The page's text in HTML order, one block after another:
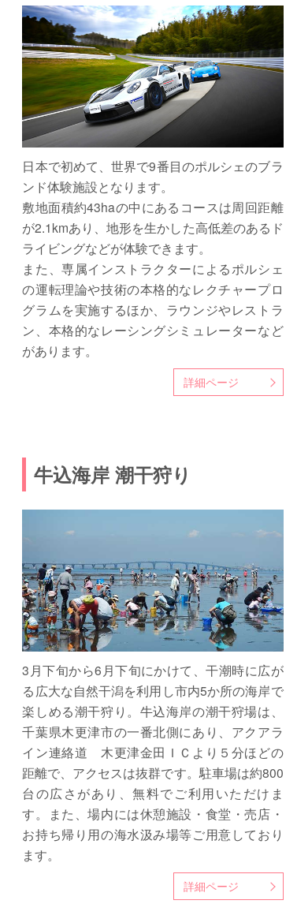
日本で初めて、世界で9番目のポルシェのブラ
ンド体験施設となります。
敷地面積約43haの中にあるコースは周回距離
が2.1kmあり、地形を生かした高低差のあるド
ライビングなどが体験できます。
また、専属インストラクターによるポルシェ
の運転理論や技術の本格的なレクチャープロ
グラムを実施するほか、ラウンジやレストラ
ン、本格的なレーシングシミュレーターなど
があります。
詳細ページ
牛込海岸 潮干狩り
3月下旬から6月下旬にかけて、干潮時に広が
る広大な自然干潟を利用し市内5か所の海岸で
楽しめる潮干狩り。牛込海岸の潮干狩場は、
千葉県木更津市の一番北側にあり、アクアラ
イン連絡道 木更津金田ＩＣより５分ほどの
距離で、アクセスは抜群です。駐車場は約800
台の広さがあり、無料でご利用いただけま
す。また、場内には休憩施設・食堂・売店・
お持ち帰り用の海水汲み場等ご用意しており
ます。
詳細ページ